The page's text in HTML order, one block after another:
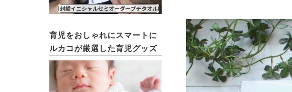
育児をおしゃれにスマートに
ルカコが厳選した育児グッズ